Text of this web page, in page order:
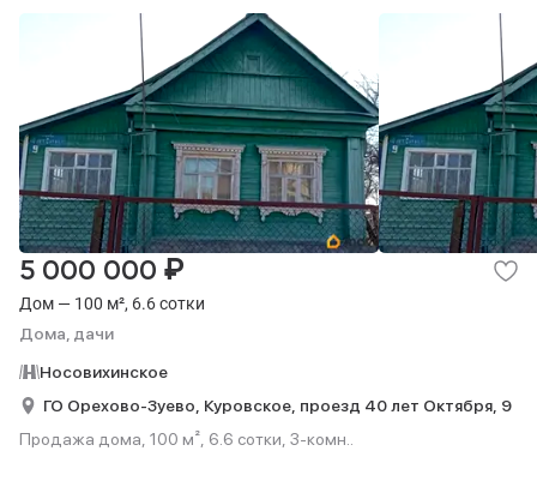
Дом — 100 м², 6.6 сотки
Дома, дачи
5 000 000 ₽
Носовихинское
ГО Орехово-Зуево, Куровское, проезд 40 лет Октября, 9
Продажа дома, 100 м², 6.6 сотки, 3-комн..